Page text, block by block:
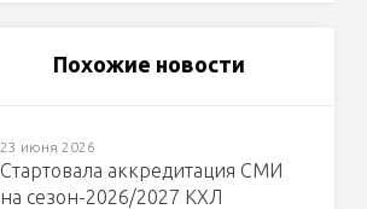
Похожие новости
23 июня 2026
Стартовала аккредитация СМИ
на сезон-2026/2027 КХЛ